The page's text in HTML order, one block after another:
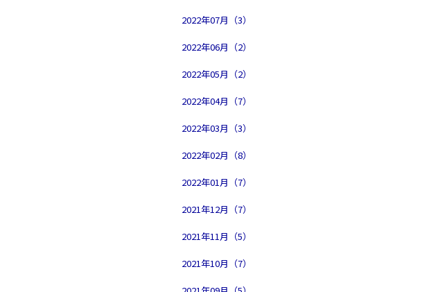
2022年07月（3）
2022年06月（2）
2022年05月（2）
2022年04月（7）
2022年03月（3）
2022年02月（8）
2022年01月（7）
2021年12月（7）
2021年11月（5）
2021年10月（7）